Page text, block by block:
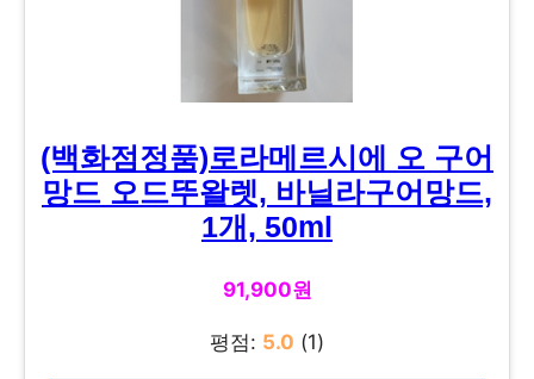
(백화점정품)로라메르시에 오 구어
망드 오드뚜왈렛, 바닐라구어망드,
1개, 50ml
91,900원
평점: 5.0 (1)